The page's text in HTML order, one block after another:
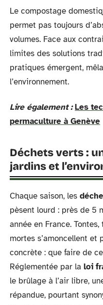
Le compostage
permet pas toujours
volumes. Face aux
limites des solutions
pratiques émergent,
l’environnement.
Lire également : Les
permaculture à Genève
Déchets verts :
jardins et
Chaque saison, les
pèsent lourd : près de 5
année en France.
mortes s’amoncellent et
concrète : que faire de
Réglementée par la loi
le brûlage à l’air libre,
répandue, pourtant